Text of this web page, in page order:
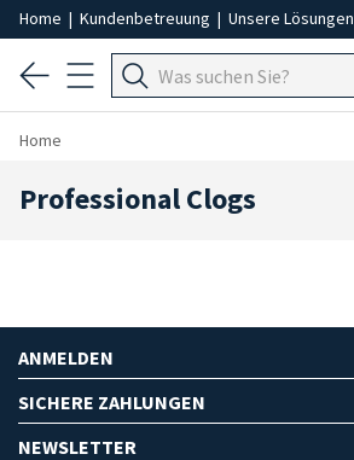
Home | Kundenbetreuung | Unsere Lösungen
Home
Professional Clogs
ANMELDEN
SICHERE ZAHLUNGEN
NEWSLETTER